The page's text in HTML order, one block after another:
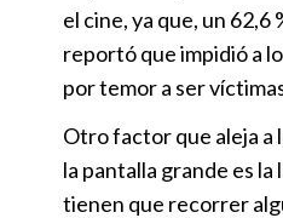
el cine, ya que, un 62,6
reportó que impidió a
por temor a ser
Otro factor que aleja a
la pantalla grande es
tienen que recorrer